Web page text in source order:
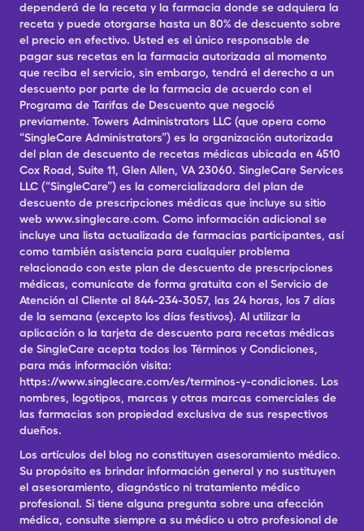
dependerá de la receta y la farmacia donde se adquiera la
receta y puede otorgarse hasta un 80% de descuento sobre
el precio en efectivo. Usted es el único responsable de
pagar sus recetas en la farmacia autorizada al momento
que reciba el servicio, sin embargo, tendrá el derecho a un
descuento por parte de la farmacia de acuerdo con el
Programa de Tarifas de Descuento que negoció
previamente. Towers Administrators LLC (que opera como
“SingleCare Administrators”) es la organización autorizada
del plan de descuento de recetas médicas ubicada en 4510
Cox Road, Suite 11, Glen Allen, VA 23060. SingleCare Services
LLC (“SingleCare”) es la comercializadora del plan de
descuento de prescripciones médicas que incluye su sitio
web www.singlecare.com. Como información adicional se
incluye una lista actualizada de farmacias participantes, así
como también asistencia para cualquier problema
relacionado con este plan de descuento de prescripciones
médicas, comunícate de forma gratuita con el Servicio de
Atención al Cliente al 844-234-3057, las 24 horas, los 7 días
de la semana (excepto los días festivos). Al utilizar la
aplicación o la tarjeta de descuento para recetas médicas
de SingleCare acepta todos los Términos y Condiciones,
para más información visita:
https://www.singlecare.com/es/terminos-y-condiciones. Los
nombres, logotipos, marcas y otras marcas comerciales de
las farmacias son propiedad exclusiva de sus respectivos
dueños.
Los artículos del blog no constituyen asesoramiento médico.
Su propósito es brindar información general y no sustituyen
el asesoramiento, diagnóstico ni tratamiento médico
profesional. Si tiene alguna pregunta sobre una afección
médica, consulte siempre a su médico u otro profesional de